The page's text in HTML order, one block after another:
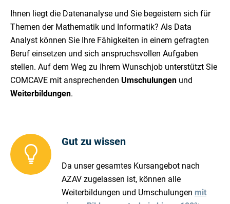
Ihnen liegt die Datenanalyse und Sie begeistern sich für
Themen der Mathematik und Informatik? Als Data
Analyst können Sie Ihre Fähigkeiten in einem gefragten
Beruf einsetzen und sich anspruchsvollen Aufgaben
stellen. Auf dem Weg zu Ihrem Wunschjob unterstützt Sie
COMCAVE mit ansprechenden Umschulungen und
Weiterbildungen.
Gut zu wissen
Da unser gesamtes Kursangebot nach
AZAV zugelassen ist, können alle
Weiterbildungen und Umschulungen mit